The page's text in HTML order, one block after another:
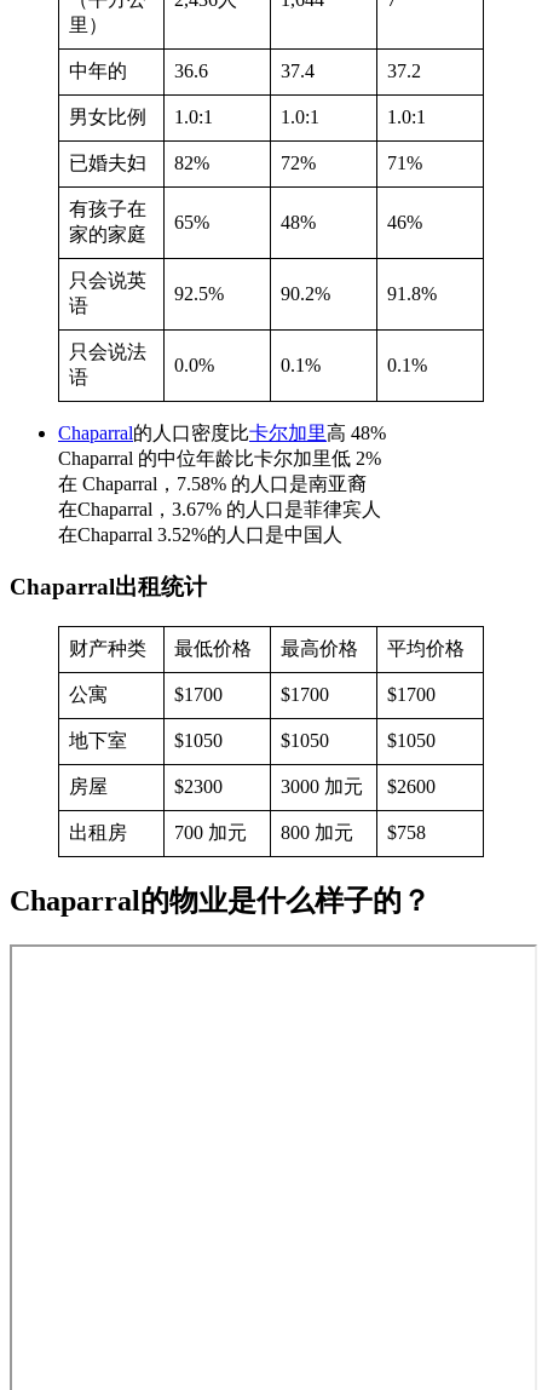
里）
中年的 36.6 37.4 37.2
男女比例 1.0:1 1.0:1 1.0:1
已婚夫妇 82% 72% 71%
有孩子在
家的家庭
65% 48% 46%
只会说英
语
92.5% 90.2% 91.8%
只会说法
语
0.0% 0.1% 0.1%
Chaparral的人口密度比卡尔加里高 48%
Chaparral 的中位年龄比卡尔加里低 2%
在 Chaparral，7.58% 的人口是南亚裔
在Chaparral，3.67% 的人口是菲律宾人
在Chaparral 3.52%的人口是中国人
Chaparral出租统计
财产种类 最低价格 最高价格 平均价格
公寓 $1700 $1700 $1700
地下室 $1050 $1050 $1050
房屋 $2300 3000 加元 $2600
出租房 700 加元 800 加元 $758
Chaparral的物业是什么样子的？